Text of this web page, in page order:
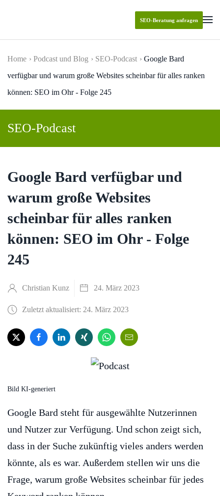
SEO-Beratung anfragen
Home Podcast und Blog SEO-Podcast
Google Bard
verfügbar und warum große Websites scheinbar für alles ranken
können: SEO im Ohr - Folge 245
SEO-Podcast
Google Bard verfügbar und
warum große Websites
scheinbar für alles ranken
können: SEO im Ohr - Folge
245
Christian Kunz 24. März 2023
Zuletzt aktualisiert: 24. März 2023
Bild KI-generiert
Google Bard steht für ausgewählte Nutzerinnen
und Nutzer zur Verfügung. Und schon zeigt sich,
dass in der Suche zukünftig vieles anders werden
könnte, als es war. Außerdem stellen wir uns die
Frage, warum große Websites scheinbar für jedes